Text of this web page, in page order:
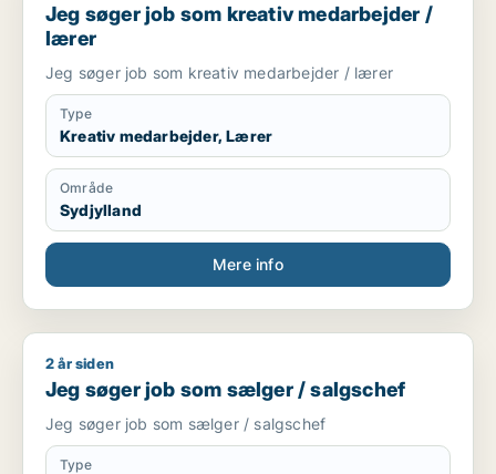
Jeg søger job som kreativ medarbejder /
lærer
Jeg søger job som kreativ medarbejder / lærer
Type
Kreativ medarbejder, Lærer
Område
Sydjylland
Mere info
Jeg søger job som sælger / salgschef
2 år siden
Jeg søger job som sælger / salgschef
Jeg søger job som sælger / salgschef
Type